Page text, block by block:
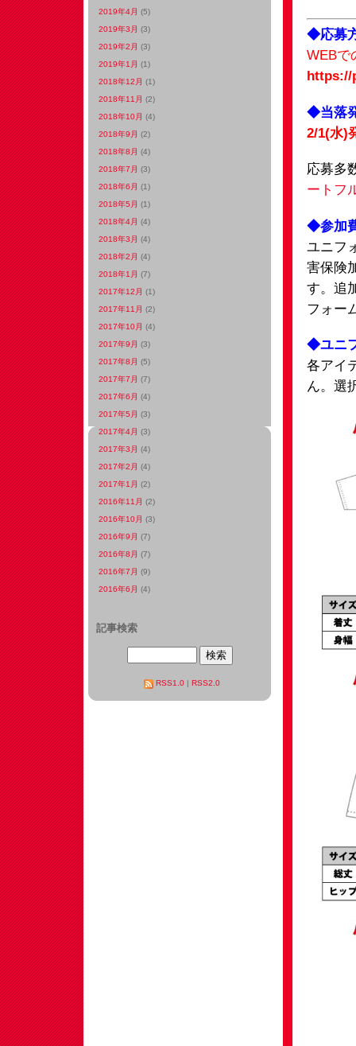
◆応募
WEB
https://
◆当落
2/1(水)
応募多
ートフ
◆参加
ユニフ
害保険
す。追
フォー
◆ユニ
各アイ
ん。選
2019年4月 (5)
2019年3月 (3)
2019年2月 (3)
2019年1月 (1)
2018年12月 (1)
2018年11月 (2)
2018年10月 (4)
2018年9月 (2)
2018年8月 (4)
2018年7月 (3)
2018年6月 (1)
2018年5月 (1)
2018年4月 (4)
2018年3月 (4)
2018年2月 (4)
2018年1月 (7)
2017年12月 (1)
2017年11月 (2)
2017年10月 (4)
2017年9月 (3)
2017年8月 (5)
2017年7月 (7)
2017年6月 (4)
2017年5月 (3)
2017年4月 (3)
2017年3月 (4)
2017年2月 (4)
2017年1月 (2)
2016年11月 (2)
2016年10月 (3)
2016年9月 (7)
2016年8月 (7)
2016年7月 (9)
2016年6月 (4)
記事検索
RSS1.0| RSS2.0